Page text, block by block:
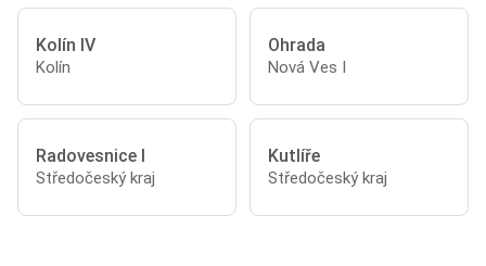
Kolín IV
Kolín
Ohrada
Nová Ves I
Radovesnice I
Středočeský kraj
Kutlíře
Středočeský kraj